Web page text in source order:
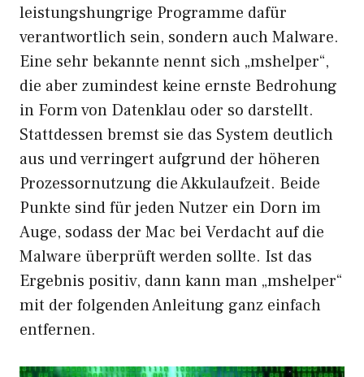
leistungshungrige Programme dafür
verantwortlich sein, sondern auch Malware.
Eine sehr bekannte nennt sich „mshelper“,
die aber zumindest keine ernste Bedrohung
in Form von Datenklau oder so darstellt.
Stattdessen bremst sie das System deutlich
aus und verringert aufgrund der höheren
Prozessornutzung die Akkulaufzeit. Beide
Punkte sind für jeden Nutzer ein Dorn im
Auge, sodass der Mac bei Verdacht auf die
Malware überprüft werden sollte. Ist das
Ergebnis positiv, dann kann man „mshelper“
mit der folgenden Anleitung ganz einfach
entfernen.